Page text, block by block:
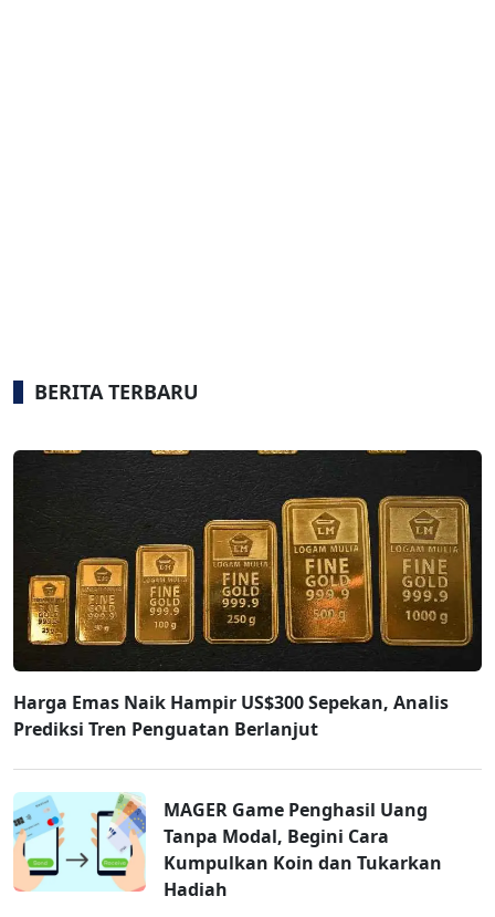
BERITA TERBARU
Harga Emas Naik Hampir US$300 Sepekan, Analis
Prediksi Tren Penguatan Berlanjut
MAGER Game Penghasil Uang
Tanpa Modal, Begini Cara
Kumpulkan Koin dan Tukarkan
Hadiah